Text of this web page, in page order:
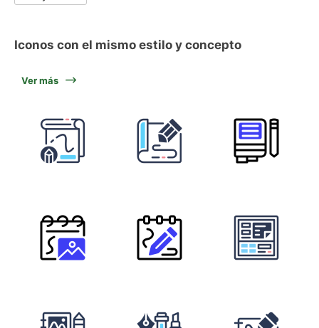
Iconos con el mismo estilo y concepto
Ver más